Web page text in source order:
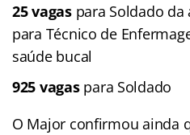
25 vagas para Soldado da
para Técnico de
saúde bucal
925 vagas para Soldado
O Major confirmou ainda